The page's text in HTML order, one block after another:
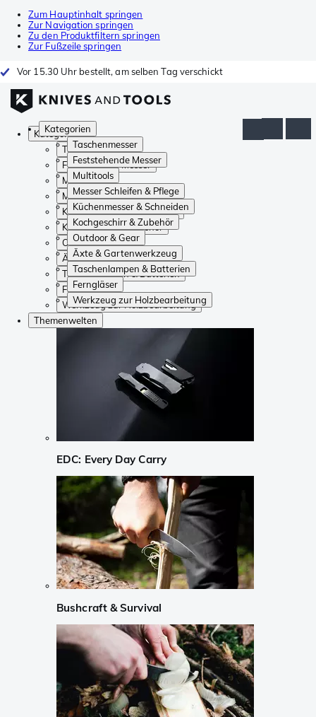
Zum Hauptinhalt springen
Zur Navigation springen
Zu den Produktfiltern springen
Zur Fußzeile springen
Vor 15.30 Uhr bestellt, am selben Tag verschickt
Kategorien
Taschenmesser
Feststehende Messer
Multitools
Messer Schleifen & Pflege
Küchenmesser & Schneiden
Kochgeschirr & Zubehör
Outdoor & Gear
Äxte & Gartenwerkzeug
Taschenlampen & Batterien
Ferngläser
Werkzeug zur Holzbearbeitung
Kategorien
Taschenmesser
Feststehende Messer
Multitools
Messer Schleifen & Pflege
Küchenmesser & Schneiden
Kochgeschirr & Zubehör
Outdoor & Gear
Äxte & Gartenwerkzeug
Taschenlampen & Batterien
Ferngläser
Werkzeug zur Holzbearbeitung
Themenwelten
EDC: Every Day Carry
Bushcraft & Survival